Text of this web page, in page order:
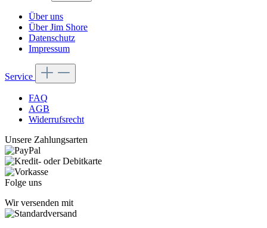
Über uns
Über Jim Shore
Datenschutz
Impressum
Service
FAQ
AGB
Widerrufsrecht
Unsere Zahlungsarten
Folge uns
Wir versenden mit